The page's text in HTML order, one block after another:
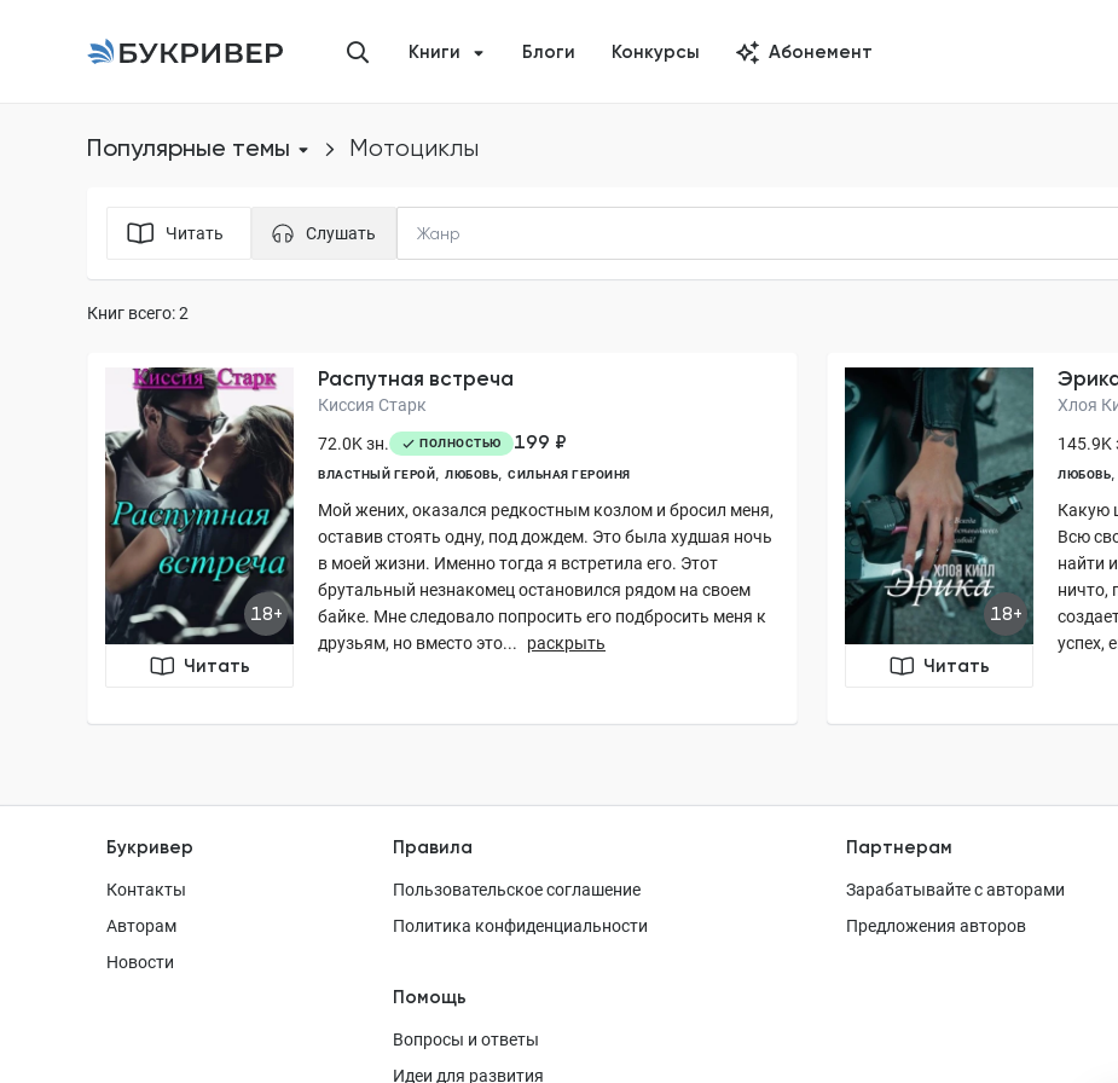
Книги Блоги Конкурсы Абонемент
Популярные темы мотоциклы
Читать Слушать
Книг всего: 2
18+
Читать
Распутная встреча
Киссия Старк
72.0K зн.
ПОЛНОСТЬЮ 199 ₽
ВЛАСТНЫЙ ГЕРОЙ ЛЮБОВЬ СИЛЬНАЯ ГЕРОИНЯ
Мой жених, оказался редкостным козлом и бросил меня,
оставив стоять одну, под дождем. Это была худшая ночь
в моей жизни. Именно тогда я встретила его. Этот
брутальный незнакомец остановился рядом на своем
байке. Мне следовало попросить его подбросить меня к
друзьям, но вместо это...
раскрыть
18+
Читать
Хлоя
145.9K
ЛЮБОВЬ
Какую
Всю
найти
ничто,
успех,
Букривер
Контакты
Авторам
Новости
Правила
Пользовательское соглашение
Политика конфиденциальности
Помощь
Вопросы и ответы
Идеи для развития
Партнерам
Зарабатывайте с авторами
Предложения авторов